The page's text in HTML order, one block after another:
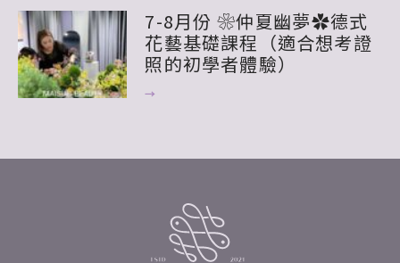
7-8月份 ❀仲夏幽夢✿德式
花藝基礎課程（適合想考證
照的初學者體驗）
→